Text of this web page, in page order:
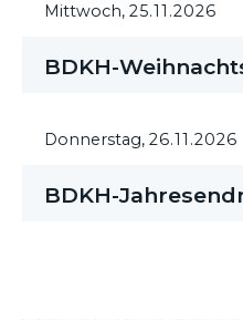
Mittwoch, 25.11.2026
BDKH-
Donnerstag, 26.11.2026
BDKH-